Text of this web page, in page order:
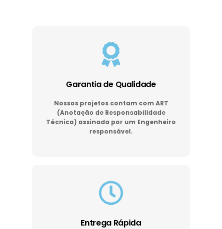
Garantia de Qualidade
Nossos projetos contam com ART
(Anotação de Responsabilidade
Técnica) assinada por um Engenheiro
responsável.
Entrega Rápida